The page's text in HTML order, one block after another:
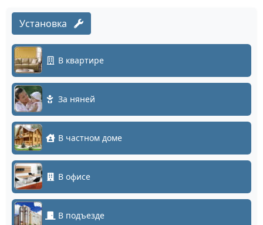
Установка
В квартире
За няней
В частном доме
В офисе
В подъезде